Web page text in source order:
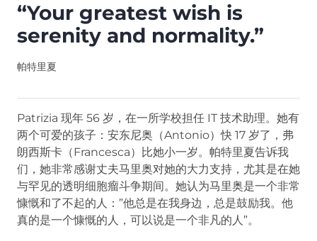
“Your greatest wish is
serenity and normality.”
帕特里夏
Patrizia 现年 56 岁，在一所学校担任 IT 技术助理。她有
两个可爱的孩子：安东尼奥（Antonio）快 17 岁了，弗
朗西斯卡（Francesca）比她小一岁。帕特里夏告诉我
们，她非常感谢丈夫马里奥对她的大力支持，尤其是在她
与罕见的透明细胞瘤斗争期间。她认为马里奥是一个非常
慷慨和了不起的人：”他总是在我身边，总是鼓励我。他
真的是一个慷慨的人，可以说是一个非凡的人”。